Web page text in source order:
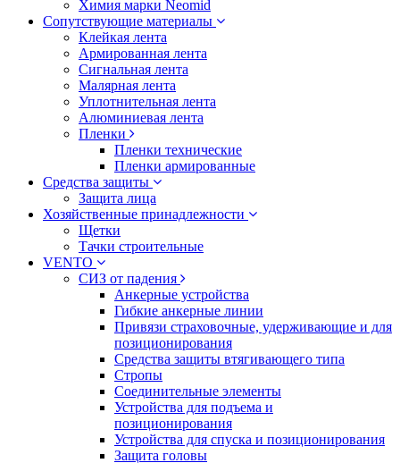
Химия марки Neomid
Сопутствующие материалы
Клейкая лента
Армированная лента
Сигнальная лента
Малярная лента
Уплотнительная лента
Алюминиевая лента
Пленки
Пленки технические
Пленки армированные
Средства защиты
Защита лица
Хозяйственные принадлежности
Щетки
Тачки строительные
VENTO
СИЗ от падения
Анкерные устройства
Гибкие анкерные линии
Привязи страховочные, удерживающие и для
позиционирования
Средства защиты втягивающего типа
Стропы
Соединительные элементы
Устройства для подъема и
позиционирования
Устройства для спуска и позиционирования
Защита головы